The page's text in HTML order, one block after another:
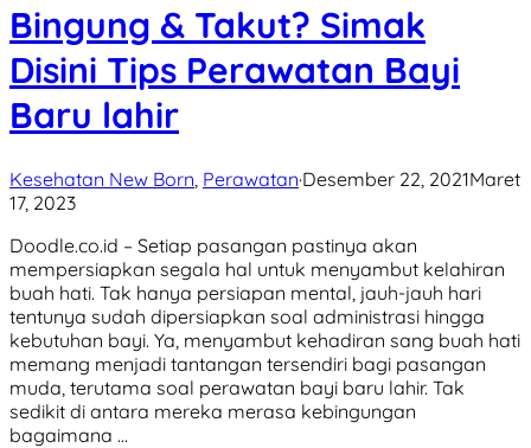
Bingung & Takut? Simak
Disini Tips Perawatan Bayi
Baru lahir
Kesehatan New Born Perawatan·Desember 22, 2021Maret
17, 2023
Doodle.co.id – Setiap pasangan pastinya akan
mempersiapkan segala hal untuk menyambut kelahiran
buah hati. Tak hanya persiapan mental, jauh-jauh hari
tentunya sudah dipersiapkan soal administrasi hingga
kebutuhan bayi. Ya, menyambut kehadiran sang buah hati
memang menjadi tantangan tersendiri bagi pasangan
muda, terutama soal perawatan bayi baru lahir. Tak
sedikit di antara mereka merasa kebingungan
bagaimana …